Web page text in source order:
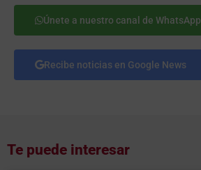
Únete a nuestro canal de WhatsApp
Recibe noticias en Google News
Te puede interesar